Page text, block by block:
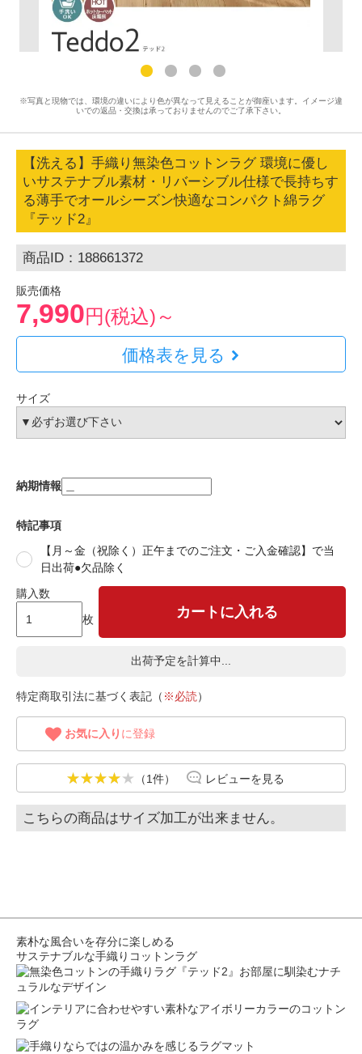
※写真と現物では、環境の違いにより色が異なって見えることが御座います。イメージ違
いでの返品・交換は承っておりませんのでご了承下さい。
【洗える】手織り無染色コットンラグ 環境に優し
いサステナブル素材・リバーシブル仕様で長持ちす
る薄手でオールシーズン快適なコンパクト綿ラグ
『テッド2』
商品ID：188661372
販売価格
7,990円(税込)～
価格表を見る
サイズ
納期情報
特記事項
【月～金（祝除く）正午までのご注文・ご入金確認】で当
日出荷●欠品除く
購入数
枚
カートに入れる
出荷予定を計算中...
特定商取引法に基づく表記（ ※必読）
お気に入り に登録
（1件） レビューを見る
こちらの商品はサイズ加工が出来ません。
素朴な風合いを存分に楽しめる
サステナブルな手織りコットンラグ